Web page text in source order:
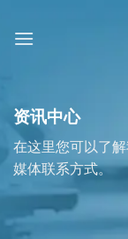
资讯中心
在这里您可以了
媒体联系方式。